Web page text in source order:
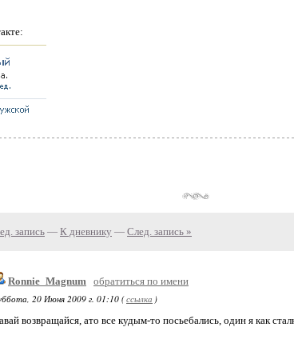
запись— К дневнику — След. запись »
Ronnie_Magnum обратиться по имени
20 Июня 2009 г. 01:10 (ссылка )
возвращайся, ато все кудым-то посьебались, один я как